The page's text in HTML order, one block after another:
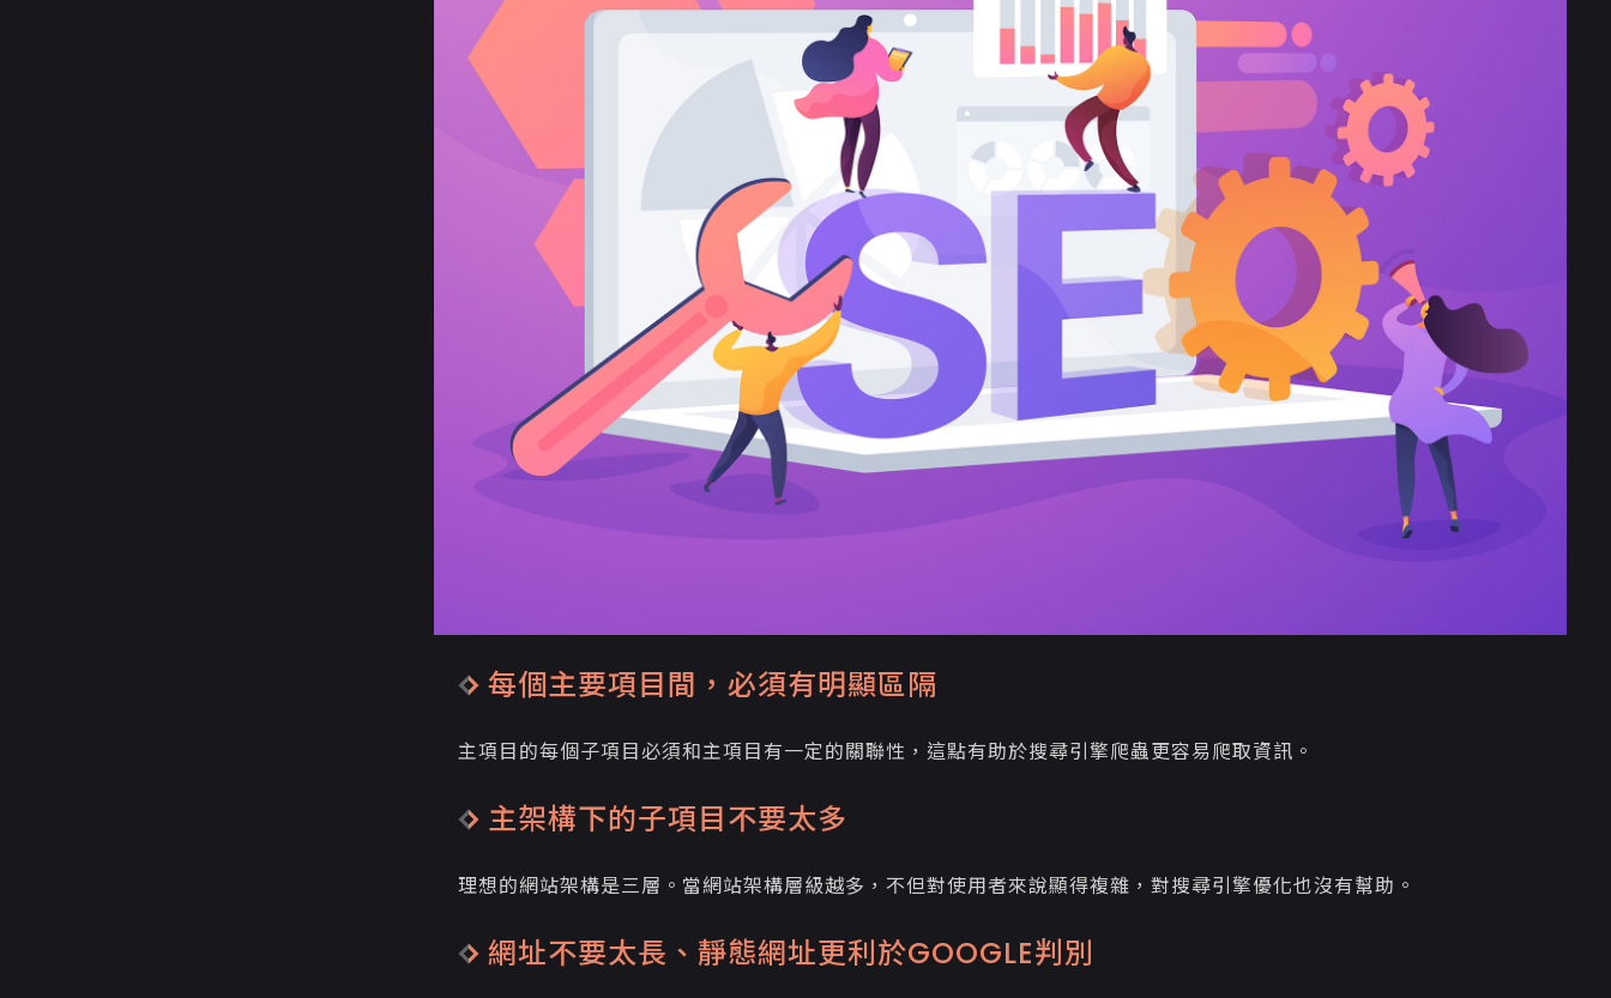
每個主要項目間，必須有明顯區隔
主項目的每個子項目必須和主項目有一定的關聯性，這點有助於搜尋引擎爬蟲更容易爬取資訊。
主架構下的子項目不要太多
理想的網站架構是三層。當網站架構層級越多，不但對使用者來說顯得複雜，對搜尋引擎優化也沒有幫助。
網址不要太長、靜態網址更利於GOOGLE判別